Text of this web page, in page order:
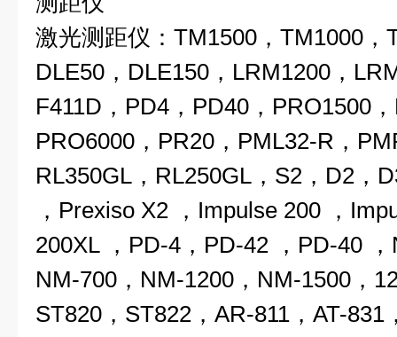
激光测距仪：TM1500，TM1000，
DLE50，DLE150，LRM1200，
F411D，PD4，PD40，PRO1500
PRO6000，PR20，PML32-R，
RL350GL，RL250GL，S2，D2，
，Prexiso X2 ，Impulse 200 ，
200XL ，PD-4，PD-42 ，PD-40
NM-700，NM-1200，NM-1500，
ST820，ST822，AR-811，AT-